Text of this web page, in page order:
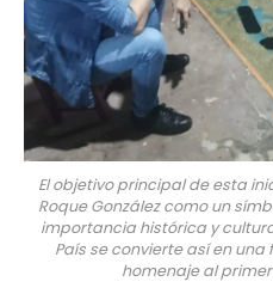
El objetivo principal de esta
Roque González como un
importancia histórica y
País se convierte así en
homenaje al